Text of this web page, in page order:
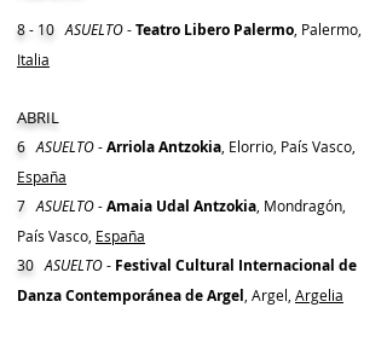
8 - 10 ASUELTO-Teatro Libero Palermo , Palermo,
Italia
ABRIL
6 ASUELTO-Arriola Antzokia , Elorrio, País Vasco,
España
7 ASUELTO -Amaia Udal Antzokia , Mondragón,
País Vasco, España
30 ASUELTO- Festival Cultural Internacional de
Danza Contemporánea de Argel , Argel, Argelia